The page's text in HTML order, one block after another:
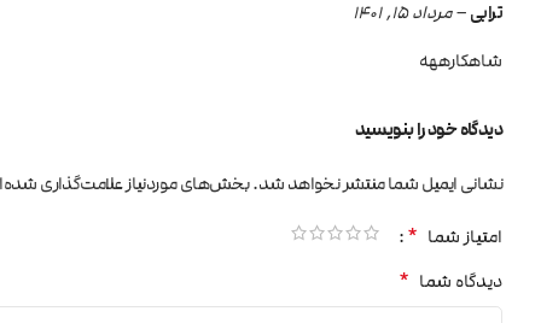
ترابی–مرداد 15, 1401
شاهکارههه
دیدگاه خود را بنویسید
نشانی ایمیل شما منتشر نخواهد شد.بخش‌های موردنیاز علامت‌گذاری
امتیاز شما *
دیدگاه شما *